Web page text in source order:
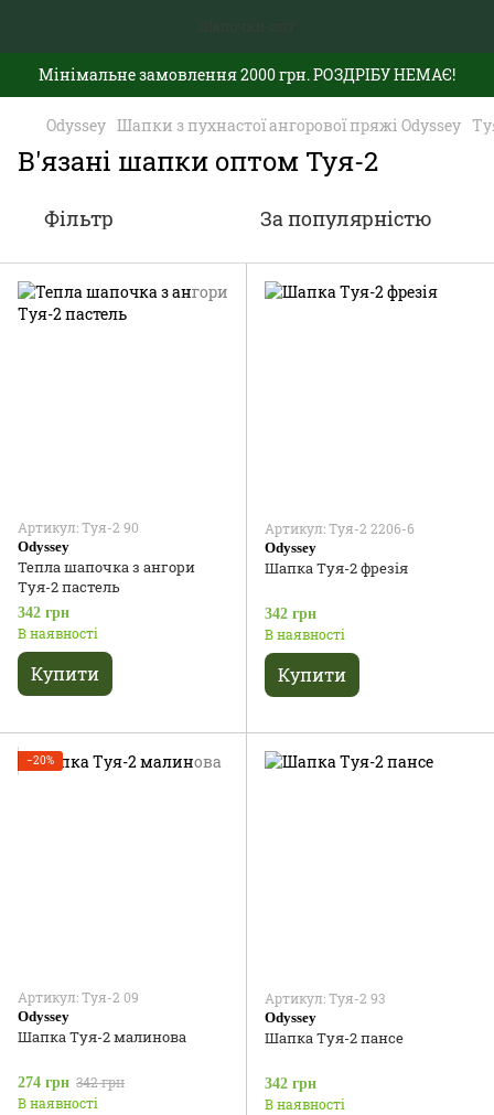
Мінімальне замовлення 2000 грн. РОЗДРІБУ НЕМАЄ!
Odyssey Шапки з пухнастої ангорової пряжі Odyssey
В'язані шапки оптом Туя-2
Фільтр За популярністю
Артикул: Туя-2 90
Odyssey
Тепла шапочка з ангори
Туя-2 пастель
342 грн
В наявності
Купити
Артикул: Туя-2 2206-6
Odyssey
Шапка Туя-2 фрезія
342 грн
В наявності
Купити
−20%
Артикул: Туя-2 09
Odyssey
Шапка Туя-2 малинова
274 грн 342 грн
В наявності
Артикул: Туя-2 93
Odyssey
Шапка Туя-2 пансе
342 грн
В наявності